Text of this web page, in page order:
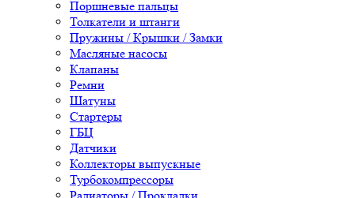
Поршневые пальцы
Толкатели и штанги
Пружины / Крышки / Замки
Масляные насосы
Клапаны
Ремни
Шатуны
Стартеры
ГБЦ
Датчики
Коллекторы выпускные
Турбокомпрессоры